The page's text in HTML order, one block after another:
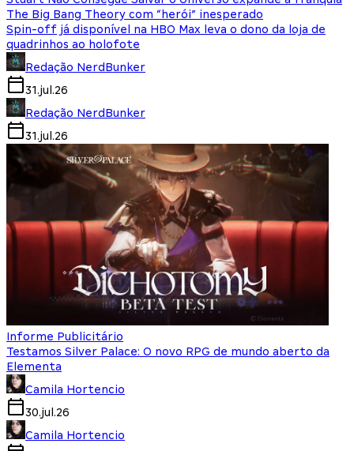
The Big Bang Theory com “herói” inesperado
Spin-off já disponível na HBO Max leva o dono da loja de
quadrinhos ao holofote
Redação NerdBunker
31.jul.26
Redação NerdBunker
31.jul.26
Informe Publicitário
Testamos Silver Palace: O novo RPG de mundo aberto da
Elementa
Camila Hortencio
30.jul.26
Camila Hortencio